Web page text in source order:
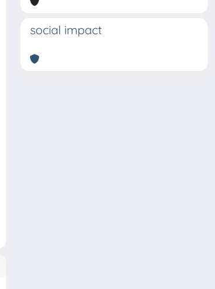
social impact